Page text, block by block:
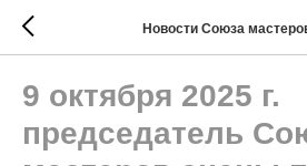
Новости Союза
9 октября 2025 г.
председатель